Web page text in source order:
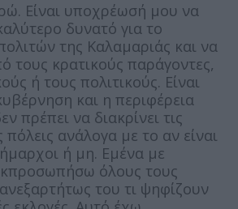
Είναι υποχρέωσή μου να
δυνατό για το
της Καλαμαριάς και να
τους κρατικούς παράγοντες,
ή τους πολιτικούς. Είναι
και η περιφέρεια
πρέπει να διακρίνει τις
πόλεις ανάλογα με το αν είναι
ή μη. Εμένα με
όλους τους
του τι ψηφίζουν